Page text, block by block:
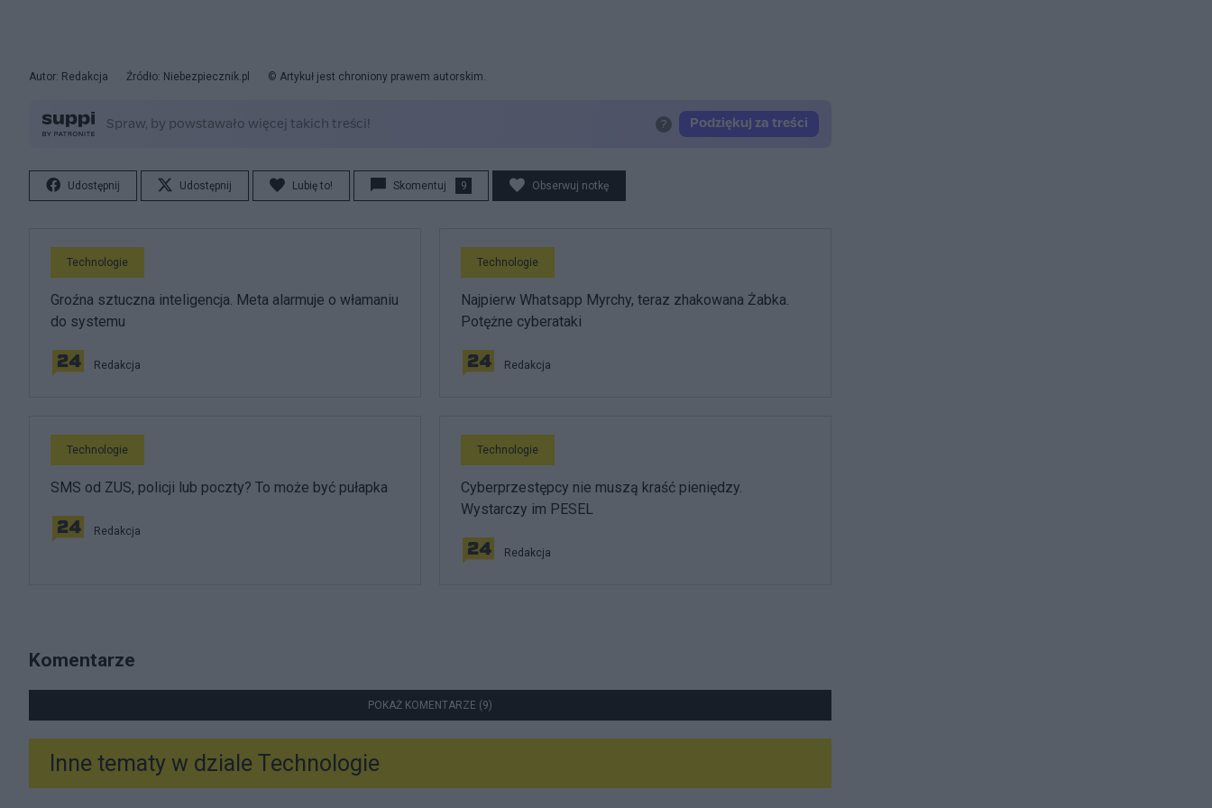
Autor: Redakcja Źródło: Niebezpiecznik.pl © Artykuł jest chroniony prawem autorskim.
Udostępnij Udostępnij Lubię to! Skomentuj 9 Obserwuj notkę
Technologie
Groźna sztuczna inteligencja. Meta alarmuje o włamaniu
do systemu
Redakcja
Technologie
Najpierw Whatsapp Myrchy, teraz zhakowana Żabka.
Potężne cyberataki
Redakcja
Technologie
SMS od ZUS, policji lub poczty? To może być pułapka
Redakcja
Technologie
Cyberprzestępcy nie muszą kraść pieniędzy.
Wystarczy im PESEL
Redakcja
Komentarze
POKAŻ KOMENTARZE (9)
Inne tematy w dziale Technologie